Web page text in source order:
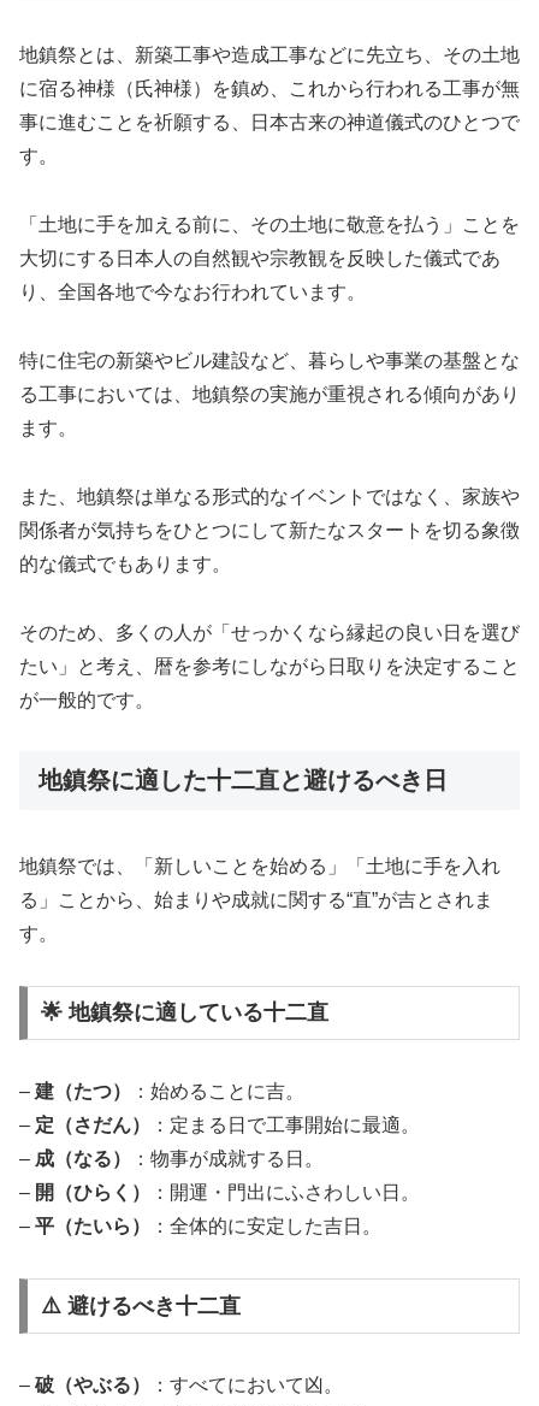
地鎮祭とは、新築工事や造成工事などに先立ち、その土地
に宿る神様（氏神様）を鎮め、これから行われる工事が無
事に進むことを祈願する、日本古来の神道儀式のひとつで
す。
「土地に手を加える前に、その土地に敬意を払う」ことを
大切にする日本人の自然観や宗教観を反映した儀式であ
り、全国各地で今なお行われています。
特に住宅の新築やビル建設など、暮らしや事業の基盤とな
る工事においては、地鎮祭の実施が重視される傾向があり
ます。
また、地鎮祭は単なる形式的なイベントではなく、家族や
関係者が気持ちをひとつにして新たなスタートを切る象徴
的な儀式でもあります。
そのため、多くの人が「せっかくなら縁起の良い日を選び
たい」と考え、暦を参考にしながら日取りを決定すること
が一般的です。
地鎮祭に適した十二直と避けるべき日
地鎮祭では、「新しいことを始める」「土地に手を入れ
る」ことから、始まりや成就に関する“直”が吉とされま
す。
🌟 地鎮祭に適している十二直
– 建（たつ）
：始めることに吉。
– 定（さだん）
：定まる日で工事開始に最適。
– 成（なる）
：物事が成就する日。
– 開（ひらく）
：開運・門出にふさわしい日。
– 平（たいら） ：全体的に安定した吉日。
⚠️ 避けるべき十二直
– 破（やぶる）
：すべてにおいて凶。